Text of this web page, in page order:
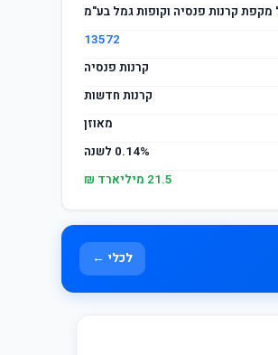
מקפת קרנות פנסיה וקופות גמל בע"מ
13572
קרנות פנסיה
קרנות חדשות
מאוזן
0.14% לשנה
21.5 מיליארד ₪
לכלי ←